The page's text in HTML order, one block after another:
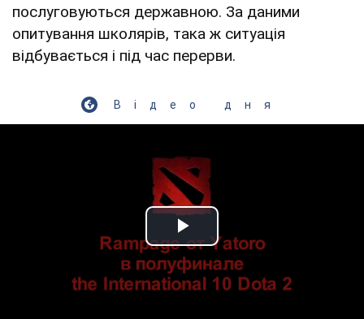
послуговуються державною. За даними
опитування школярів, така ж ситуація
відбувається і під час перерви.
Відео дня
Play Video